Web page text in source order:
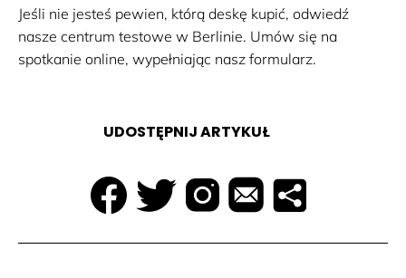
Jeśli nie jesteś pewien, którą deskę kupić, odwiedź
nasze centrum testowe w Berlinie. Umów się na
spotkanie online, wypełniając nasz formularz.
UDOSTĘPNIJ ARTYKUŁ